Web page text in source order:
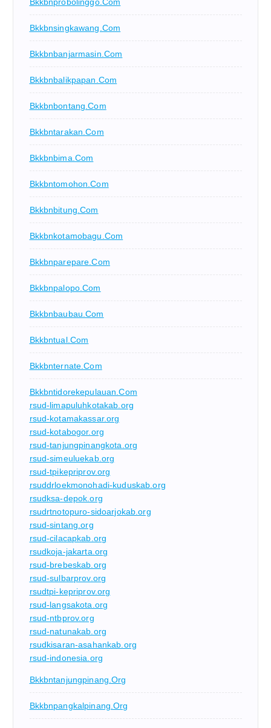
Bkkbnprobolinggo.com
Bkkbnsingkawang.com
Bkkbnbanjarmasin.com
Bkkbnbalikpapan.com
Bkkbnbontang.com
Bkkbntarakan.com
Bkkbnbima.com
Bkkbntomohon.com
Bkkbnbitung.com
Bkkbnkotamobagu.com
Bkkbnparepare.com
Bkkbnpalopo.com
Bkkbnbaubau.com
Bkkbntual.com
Bkkbnternate.com
Bkkbntidorekepulauan.com
rsud-limapuluhkotakab.org
rsud-kotamakassar.org
rsud-kotabogor.org
rsud-tanjungpinangkota.org
rsud-simeuluekab.org
rsud-tpikepriprov.org
rsuddrloekmonohadi-kuduskab.org
rsudksa-depok.org
rsudrtnotopuro-sidoarjokab.org
rsud-sintang.org
rsud-cilacapkab.org
rsudkoja-jakarta.org
rsud-brebeskab.org
rsud-sulbarprov.org
rsudtpi-kepriprov.org
rsud-langsakota.org
rsud-ntbprov.org
rsud-natunakab.org
rsudkisaran-asahankab.org
rsud-indonesia.org
Bkkbntanjungpinang.org
Bkkbnpangkalpinang.org